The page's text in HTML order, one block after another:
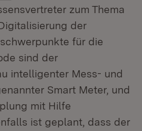
zum Thema
der
für die
sind der
intelligenter Mess- und
Smart Meter, und
mit Hilfe
ist geplant, dass der